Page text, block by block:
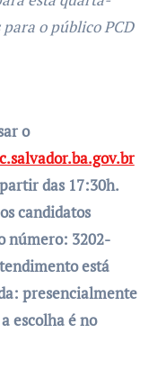
o público PCD
o
das 17:30h.
candidatos
número: 3202-
está
presencialmente
escolha é no